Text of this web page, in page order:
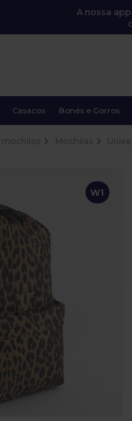
A nossa
Casacos Bonés e Gorros
W1